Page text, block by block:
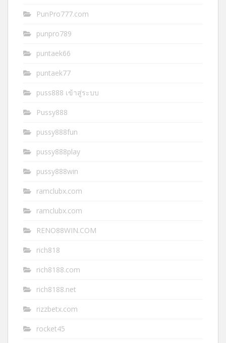
PunPro777.com
punpro789
puntaek66
puntaek77
puss888 เข้าสู่ระบบ
Pussy888
pussy888fun
pussy888play
pussy888win
ramclubx.com
ramclubx.com
RENO88WIN.COM
rich818
rich8188.com
rich8188.net
rizzbetx.com
rocket45